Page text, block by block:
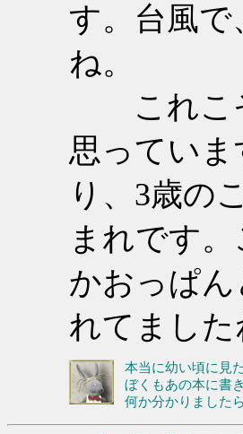
す。台風
ね。
これこそ
思ってい
り、3歳の
まれです
かおっぱ
れてまし
本当に幼い頃に見
ぼくもあの本に書
何か分かりました